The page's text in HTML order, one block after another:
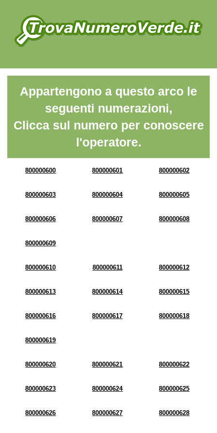
Appartengono a questo arco le
seguenti numerazioni,
Clicca sul numero per conoscere
l'operatore.
800000600 800000601 800000602
800000603 800000604 800000605
800000606 800000607 800000608
800000609
800000610 800000611 800000612
800000613 800000614 800000615
800000616 800000617 800000618
800000619
800000620 800000621 800000622
800000623 800000624 800000625
800000626 800000627 800000628